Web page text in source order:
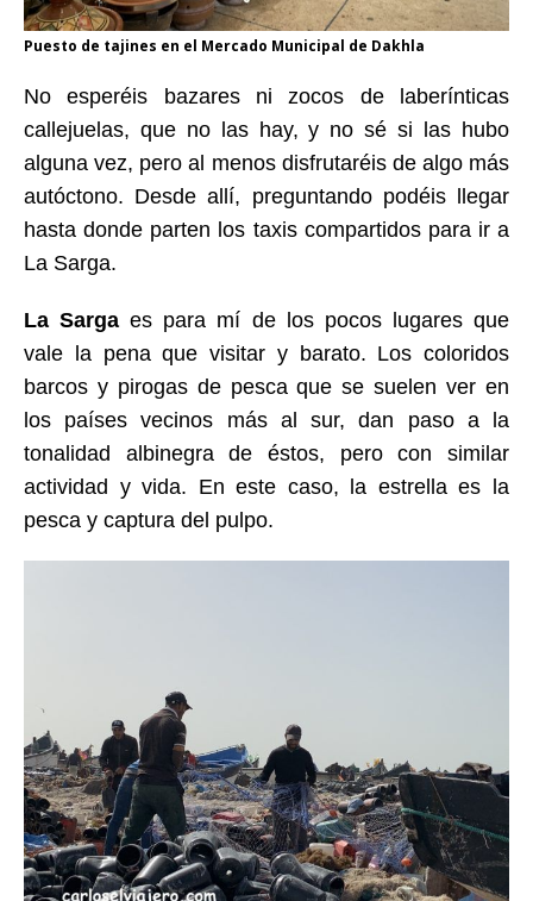
Puesto de tajines en el Mercado Municipal de Dakhla
No esperéis bazares ni zocos de laberínticas
callejuelas, que no las hay, y no sé si las hubo
alguna vez, pero al menos disfrutaréis de algo más
autóctono. Desde allí, preguntando podéis llegar
hasta donde parten los taxis compartidos para ir a
La Sarga.
La Sarga es para mí de los pocos lugares que
vale la pena que visitar y barato. Los coloridos
barcos y pirogas de pesca que se suelen ver en
los países vecinos más al sur, dan paso a la
tonalidad albinegra de éstos, pero con similar
actividad y vida. En este caso, la estrella es la
pesca y captura del pulpo.